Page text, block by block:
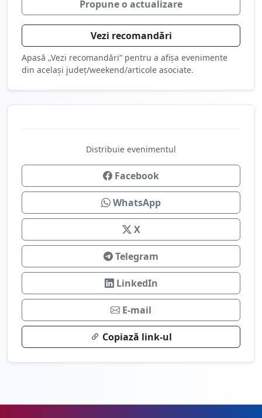
Propune o actualizare
Vezi recomandări
Apasă „Vezi recomandări” pentru a afișa evenimente
din același județ/weekend/articole asociate.
Distribuie evenimentul
Facebook
WhatsApp
X
Telegram
LinkedIn
E-mail
Copiază link-ul